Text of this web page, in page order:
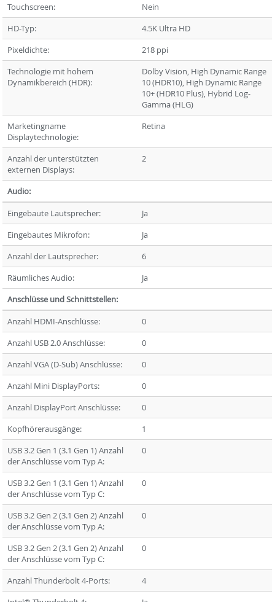
Touchscreen:
Nein
HD-Typ:
4.5K Ultra HD
Pixeldichte:
218 ppi
Technologie mit hohem
Dynamikbereich (HDR):
Dolby Vision, High Dynamic Range
10 (HDR10), High Dynamic Range
10+ (HDR10 Plus), Hybrid Log-
Gamma (HLG)
Marketingname
Displaytechnologie:
Retina
Anzahl der unterstützten
externen Displays:
2
Audio:
Eingebaute Lautsprecher:
Ja
Eingebautes Mikrofon:
Ja
Anzahl der Lautsprecher:
6
Räumliches Audio:
Ja
Anschlüsse und Schnittstellen:
Anzahl HDMI-Anschlüsse:
0
Anzahl USB 2.0 Anschlüsse:
0
Anzahl VGA (D-Sub) Anschlüsse:
0
Anzahl Mini DisplayPorts:
0
Anzahl DisplayPort Anschlüsse:
0
Kopfhörerausgänge:
1
USB 3.2 Gen 1 (3.1 Gen 1) Anzahl
der Anschlüsse vom Typ A:
0
USB 3.2 Gen 1 (3.1 Gen 1) Anzahl
der Anschlüsse vom Typ C:
0
USB 3.2 Gen 2 (3.1 Gen 2) Anzahl
der Anschlüsse vom Typ A:
0
USB 3.2 Gen 2 (3.1 Gen 2) Anzahl
der Anschlüsse vom Typ C:
0
Anzahl Thunderbolt 4-Ports:
4